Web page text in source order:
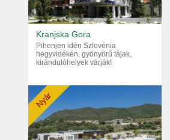
Kranjska Gora
Pihenjen idén Szlovénia
hegyvidékén, gyönyörű tájak,
kirándulóhelyek várják!
Nyár